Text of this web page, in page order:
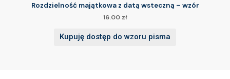
Rozdzielność majątkowa z datą wsteczną – wzór
16.00 zł
Kupuję dostęp do wzoru pisma